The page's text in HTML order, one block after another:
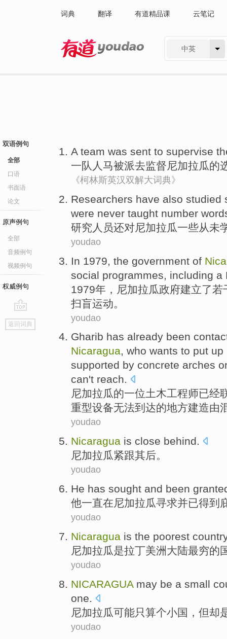
词典 翻译 有道精品课 云笔记
中英
双语例句
全部
口语
书面语
论文
原声例句
全部
音频例句
视频例句
权威例句
go
top
返回词典
A team was sent to supervise
一队 人马被派去监督尼加拉瓜的
《柯林斯英汉双解大词典》
Researchers have also studied
were never taught number
研究人员还对尼加拉瓜一些从未
youdao
In 1979, the government of
social programmes including a
1979年， 尼加拉瓜政府建立了若
扫盲运动。
youdao
Gharib has already been
Nicaragua, who wants to put up
supported by concrete arches
can't reach.
尼加拉瓜的一位土木工程师已经
重型设备无法到达的地方建造由
youdao
Nicaragua is close behind.
尼加拉瓜紧跟其后。
youdao
He has sought and been
他一直在尼加拉瓜寻求并已得到
youdao
Nicaragua is the poorest
尼加拉瓜是拉丁美洲 大陆最穷的
youdao
NICARAGUA may be a small
one
尼加拉瓜可能只算个小国 ， 但却
youdao